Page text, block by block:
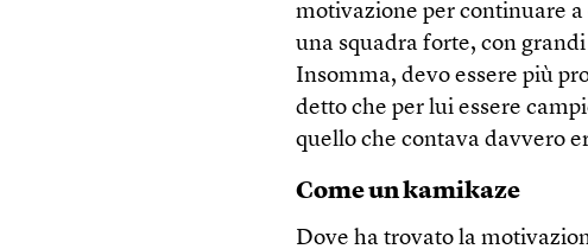
motivazione per continuare
una squadra forte, con
Insomma, devo essere più
detto che per lui essere
quello che contava davvero
Come un kamikaze
Dove ha trovato la